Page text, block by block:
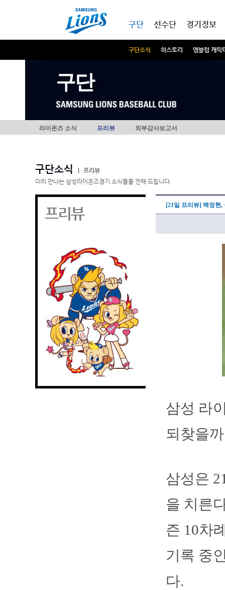
구단
구단소식 히스토리 엠블럼 캐릭
선수단 경기정보
구단
라이온즈 소식 프리뷰 외부감사보고서
구단소식
프리뷰
미리 만나는 삼성라이온즈경기 소식들을 전해 드립니다.
프리뷰 [21일 프리뷰] 백정현
삼성 라
되찾을
삼성은
을 치른
즌 10차
기록 중
다.